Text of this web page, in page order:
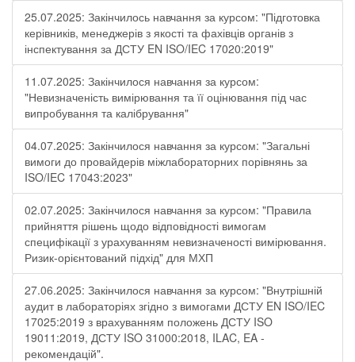
25.07.2025: Закінчилось навчання за курсом: "Підготовка
керівників, менеджерів з якості та фахівців органів з
інспектування за ДСТУ EN ISO/IEC 17020:2019"
11.07.2025: Закінчилося навчання за курсом:
"Невизначеність вимірювання та її оцінювання під час
випробування та калібрування"
04.07.2025: Закінчилося навчання за курсом: "Загальні
вимоги до провайдерів міжлабораторних порівнянь за
ISO/IEC 17043:2023"
02.07.2025: Закінчилося навчання за курсом: "Правила
прийняття рішень щодо відповідності вимогам
специфікації з урахуванням невизначеності вимірювання.
Ризик-орієнтований підхід" для МХП
27.06.2025: Закінчилося навчання за курсом: "Внутрішній
аудит в лабораторіях згідно з вимогами ДСТУ EN ISO/IEC
17025:2019 з врахуванням положень ДСТУ ISO
19011:2019, ДСТУ ISO 31000:2018, ILAC, EA -
рекомендацій".